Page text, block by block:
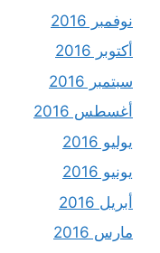
نوفمبر 2016
أكتوبر 2016
سبتمبر 2016
أغسطس 2016
يوليو 2016
يونيو 2016
أبريل 2016
مارس 2016